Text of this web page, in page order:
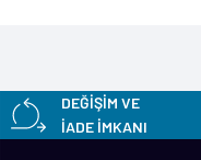
Bu
DEĞİŞİM VE
İADE İMKANI